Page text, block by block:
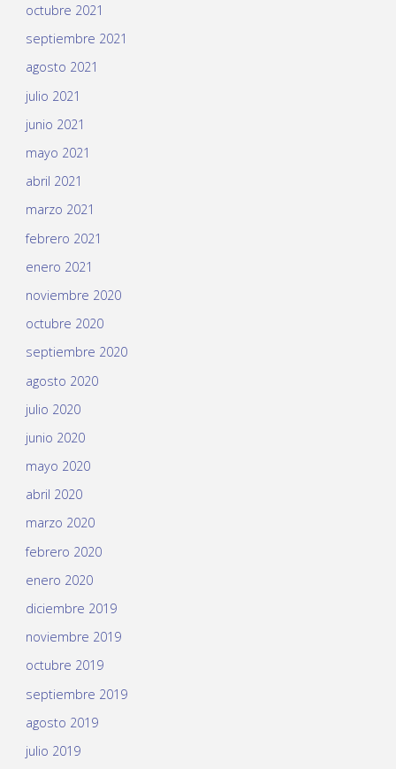
octubre 2021
septiembre 2021
agosto 2021
julio 2021
junio 2021
mayo 2021
abril 2021
marzo 2021
febrero 2021
enero 2021
noviembre 2020
octubre 2020
septiembre 2020
agosto 2020
julio 2020
junio 2020
mayo 2020
abril 2020
marzo 2020
febrero 2020
enero 2020
diciembre 2019
noviembre 2019
octubre 2019
septiembre 2019
agosto 2019
julio 2019